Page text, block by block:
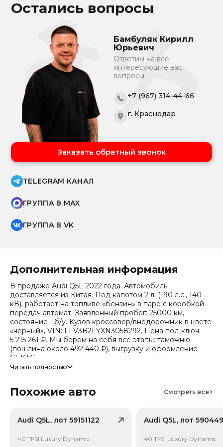
Остались вопросы
Бамбуляк Кирилл
Юрьевич
Ответим на все
интересующие вас
вопросы
+7 (967) 314-44-66
г. Краснодар
Заказать обратный звонок
TELEGRAM КАНАЛ
ГРУППА В MAX
ГРУППА В VK
Дополнительная информация
В продаже Audi Q5L 2022 года. Автомобиль
доставляется из Китая. Под капотом 2 л. (190 л.с., 140
кВ), работает на топливе «бензин» в паре с коробкой
передач автомат. Заявленный пробег: 25000 км,
состояние - б/у. Кузов кроссовер/внедорожник в цвете
«черный», VIN: LFV3B2FYXN3058292. Цена под ключ:
5 215 261 ₽. Мы берем на себя все этапы: таможню
(пошлина около 492 440 ₽), выгрузку и оформление
СБКТС.
отчет об авто и смету доставки. Мы на связи 24/7.
снижение 20.3%). Важно: расчет без учета пошлин и
Читать полностью
Похожие авто Смотреть все
Audi Q5L, лот 59151122
40 TFSI Luxury Dynamic
Audi Q5L, лот
40 TFSI Luxury Dynamic